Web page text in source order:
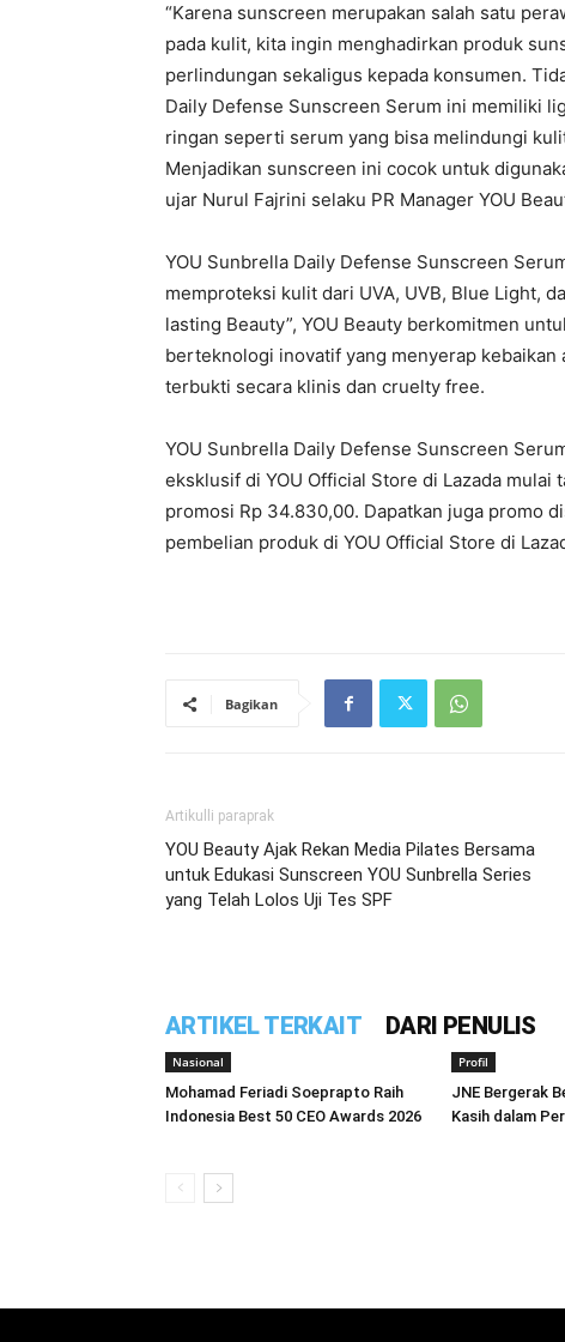
“Karena sunscreen merupakan salah satu
pada kulit, kita ingin menghadirkan produk
perlindungan sekaligus kepada konsumen.
Daily Defense Sunscreen Serum ini memiliki
ringan seperti serum yang bisa melindungi
Menjadikan sunscreen ini cocok untuk
ujar Nurul Fajrini selaku PR Manager YOU
YOU Sunbrella Daily Defense Sunscreen
memproteksi kulit dari UVA, UVB, Blue Light,
lasting Beauty”, YOU Beauty berkomitmen
berteknologi inovatif yang menyerap kebaikan
terbukti secara klinis dan cruelty free.
YOU Sunbrella Daily Defense Sunscreen
eksklusif di YOU Official Store di Lazada
promosi Rp 34.830,00. Dapatkan juga promo
pembelian produk di YOU Official Store di
Bagikan
Artikulli paraprak
YOU Beauty Ajak Rekan Media Pilates Bersama
untuk Edukasi Sunscreen YOU Sunbrella Series
yang Telah Lolos Uji Tes SPF
ARTIKEL TERKAIT DARI PENULIS
Nasional
Mohamad Feriadi Soeprapto Raih
Indonesia Best 50 CEO Awards 2026
Profil
JNE Bergerak
Kasih dalam